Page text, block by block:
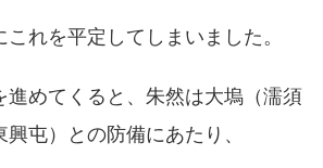
れを平定してしまいました。
進めてくると、朱然は大塢（濡須
屯）との防備にあたり、